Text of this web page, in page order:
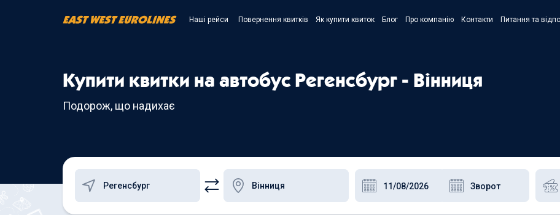
Наші рейси Повернення квитків Як купити квиток Блог Про компанію Контакти Питання та
Купити квитки на автобус Регенсбург - Вінниця
Подорож, що надихає